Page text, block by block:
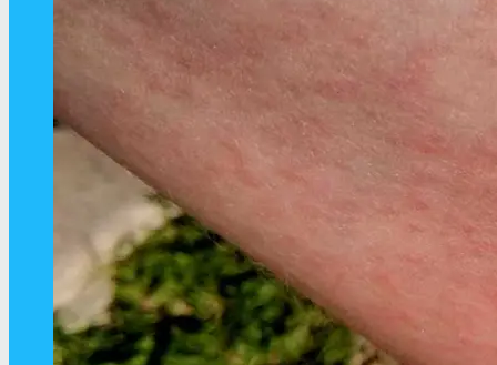
της μέλισσας στη θεραπεία του
καρκίνου δεν έχει αποδειχθεί
Αποτελεί η αναιμία ένδειξη καρκίνου